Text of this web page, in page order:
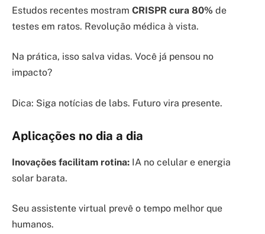
Estudos recentes mostram CRISPR cura 80% de
testes em ratos. Revolução médica à vista.
Na prática, isso salva vidas. Você já pensou no
impacto?
Dica: Siga notícias de labs. Futuro vira presente.
Aplicações no dia a dia
Inovações facilitam rotina: IA no celular e energia
solar barata.
Seu assistente virtual prevê o tempo melhor que
humanos.